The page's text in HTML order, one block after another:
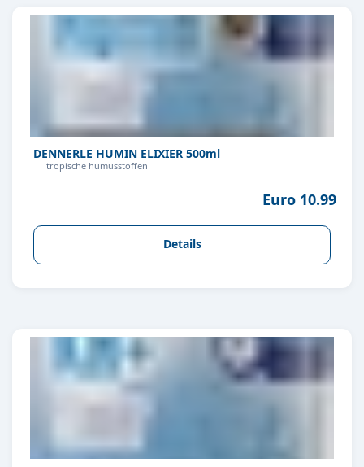
DENNERLE HUMIN ELIXIER 500ml
tropische humusstoffen
Euro 10.99
Details